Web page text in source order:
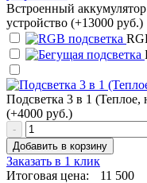
Встроенный
устройство (+13000 руб.)
Подсветка 3 в 1 (Теплое,
(+4000 руб.)
-
Добавить в корзину
Заказать в 1 клик
Итоговая цена:
11 500